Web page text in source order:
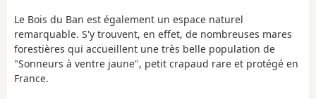
Le Bois du Ban est également un espace naturel
remarquable. S'y trouvent, en effet, de nombreuses mares
forestières qui accueillent une très belle population de
"Sonneurs à ventre jaune", petit crapaud rare et protégé en
France.